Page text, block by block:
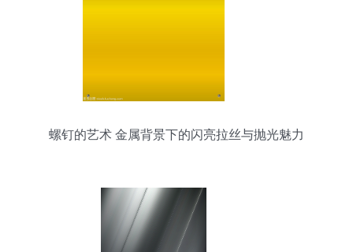
螺钉的艺术 金属背景下的闪亮拉丝与抛光魅力